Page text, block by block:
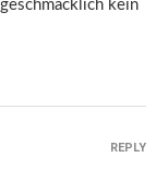
kein
REPLY